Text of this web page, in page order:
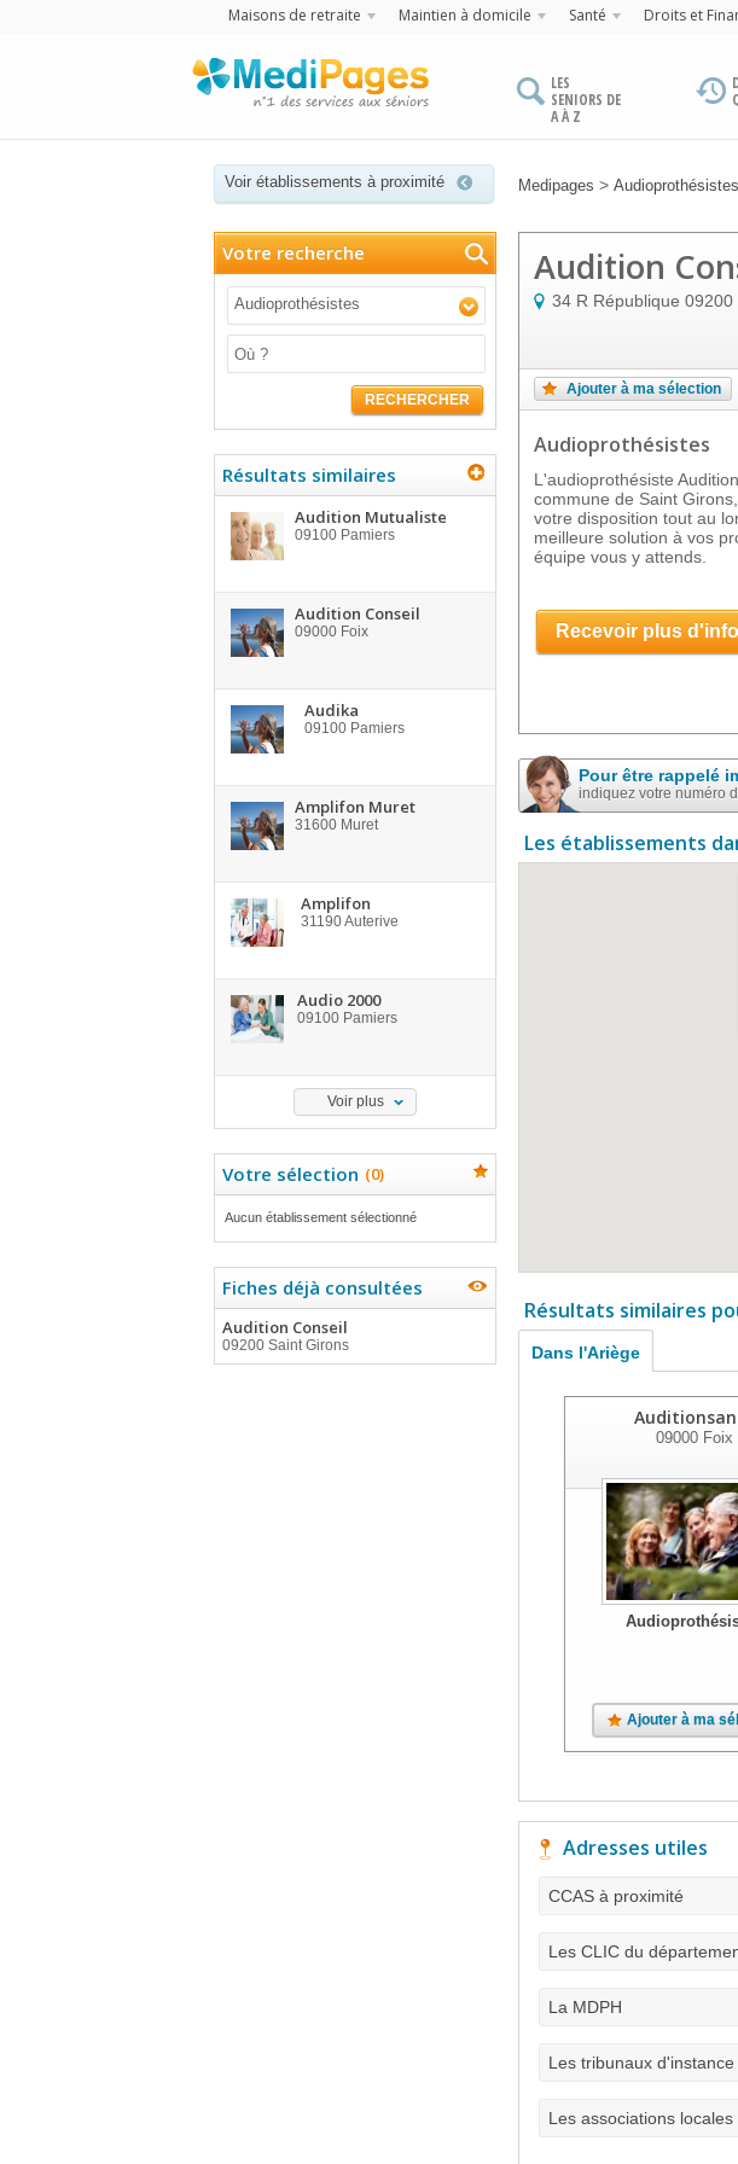
Maisons de retraite Maintien à domicile Santé Droits et
LES
SENIORS DE
A À Z
Voir établissements à proximité Medipages >
Votre recherche
Audioprothésistes
RECHERCHER
Résultats similaires
Audition Mutualiste
09100 Pamiers
Audition Conseil
09000 Foix
Audika
09100 Pamiers
Amplifon Muret
31600 Muret
Amplifon
31190Auterive
Audio 2000
09100 Pamiers
Voir plus
Votre sélection (0)
Aucun établissement sélectionné
Fiches déjà consultées
Audition Conseil
09200 Saint Girons
Audition
34 R République 09200
Ajouter à ma sélection
Audioprothésistes
L'audioprothésiste
commune de Saint
votre disposition tout au
meilleure solution à vos
équipe vous y attends.
Recevoir plus
Pour être rappelé
indiquez votre numéro
Les établissements
Résultats similaires
Dans l'Ariège
09000Foix
Ajouter à ma
Adresses utiles
CCAS à proximité
Les CLIC du
La MDPH
Les tribunaux d'instance
Les associations locales